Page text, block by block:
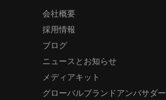
会社概要
採用情報
ブログ
ニュースとお知らせ
メディアキット
グローバルブランドアンバサダー